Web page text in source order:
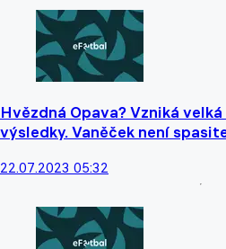
Hvězdná Opava? Vzniká
výsledky. Vaněček není
22.07.2023 05:32